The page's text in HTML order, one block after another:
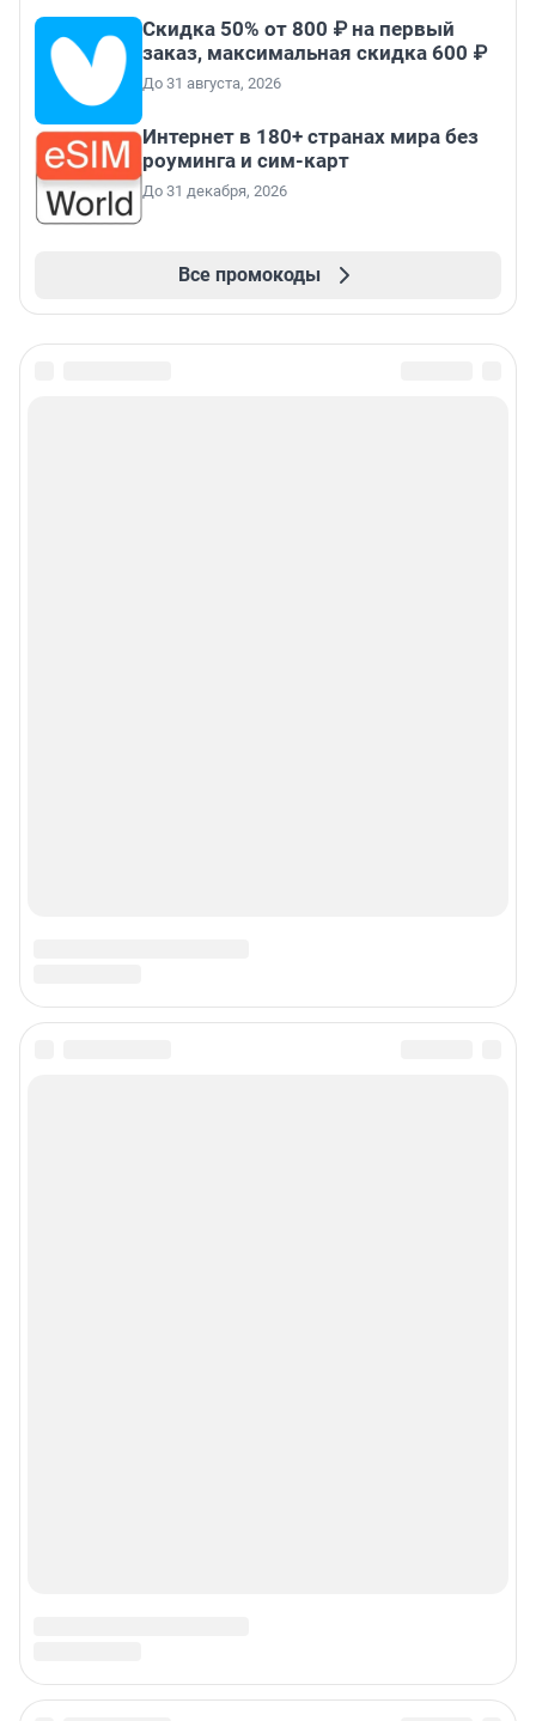
Скидка 50% от 800 ₽ на первый
заказ, максимальная скидка 600 ₽
До 31 августа, 2026
Интернет в 180+ странах мира без
роуминга и сим-карт
До 31 декабря, 2026
Все промокоды